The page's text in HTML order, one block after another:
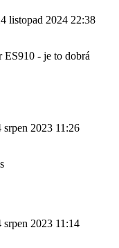
listopad 2024 22:38
ES910 - je to dobrá
srpen 2023 11:26
srpen 2023 11:14